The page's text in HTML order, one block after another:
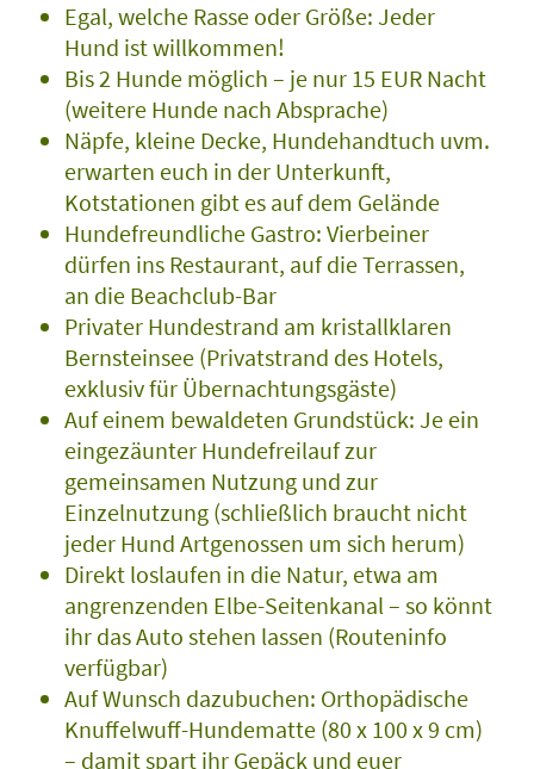
Egal, welche Rasse oder Größe: Jeder
Hund ist willkommen!
Bis 2 Hunde möglich – je nur 15 EUR Nacht
(weitere Hunde nach Absprache)
Näpfe, kleine Decke, Hundehandtuch uvm.
erwarten euch in der Unterkunft,
Kotstationen gibt es auf dem Gelände
Hundefreundliche Gastro: Vierbeiner
dürfen ins Restaurant, auf die Terrassen,
an die Beachclub-Bar
Privater Hundestrand am kristallklaren
Bernsteinsee (Privatstrand des Hotels,
exklusiv für Übernachtungsgäste)
Auf einem bewaldeten Grundstück: Je ein
eingezäunter Hundefreilauf zur
gemeinsamen Nutzung und zur
Einzelnutzung (schließlich braucht nicht
jeder Hund Artgenossen um sich herum)
Direkt loslaufen in die Natur, etwa am
angrenzenden Elbe-Seitenkanal – so könnt
ihr das Auto stehen lassen (Routeninfo
verfügbar)
Auf Wunsch dazubuchen: Orthopädische
Knuffelwuff-Hundematte (80 x 100 x 9 cm)
– damit spart ihr Gepäck und euer